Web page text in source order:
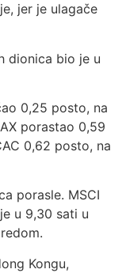
jer je ulagače
dionica bio je u
0,25 posto, na
porastao 0,59
0,62 posto, na
porasle. MSCI
u 9,30 sati u
Kongu,